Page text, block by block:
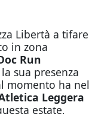
Libertà a tifare
in zona
Run
sua presenza
momento ha nel
Leggera
estate,